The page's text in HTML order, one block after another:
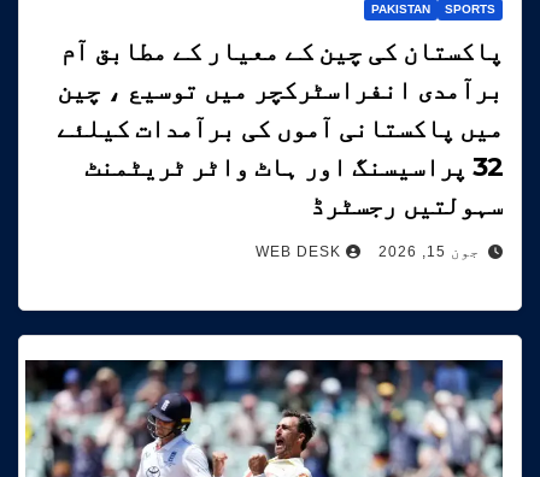
SPORTS
PAKISTAN
پاکستان کی چین کے معیار کے مطابق آم
برآمدی انفراسٹرکچر میں توسیع ، چین
میں پاکستانی آموں کی برآمدات کیلئے
32 پراسیسنگ اور ہاٹ واٹر ٹریٹمنٹ
سہولتیں رجسٹرڈ
جون 15, 2026 WEB DESK